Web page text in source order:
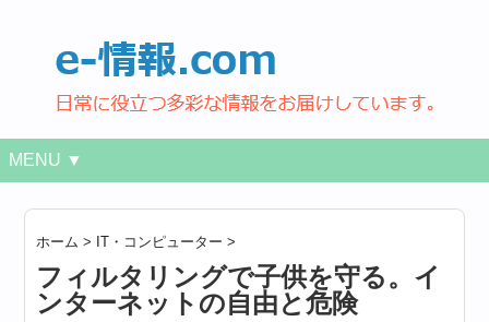
MENU ▼
ホーム > IT・コンピューター >
フィルタリングで子供を守る。イ
ンターネットの自由と危険